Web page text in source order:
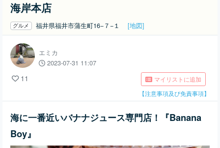
海岸本店
グルメ 福井県福井市蒲生町16−７−１ [地図]
エミカ
2023-07-31 11:07
11
マイリストに追加
【注意事項及び免責事項】
海に一番近いバナナジュース専門店！『Banana
Boy』